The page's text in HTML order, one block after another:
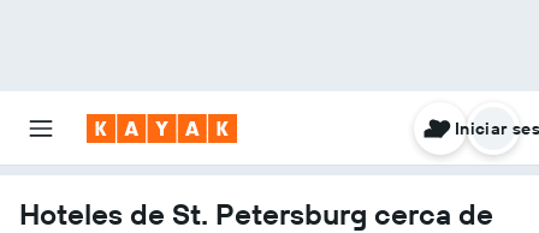
Iniciar
Hoteles de St. Petersburg cerca de